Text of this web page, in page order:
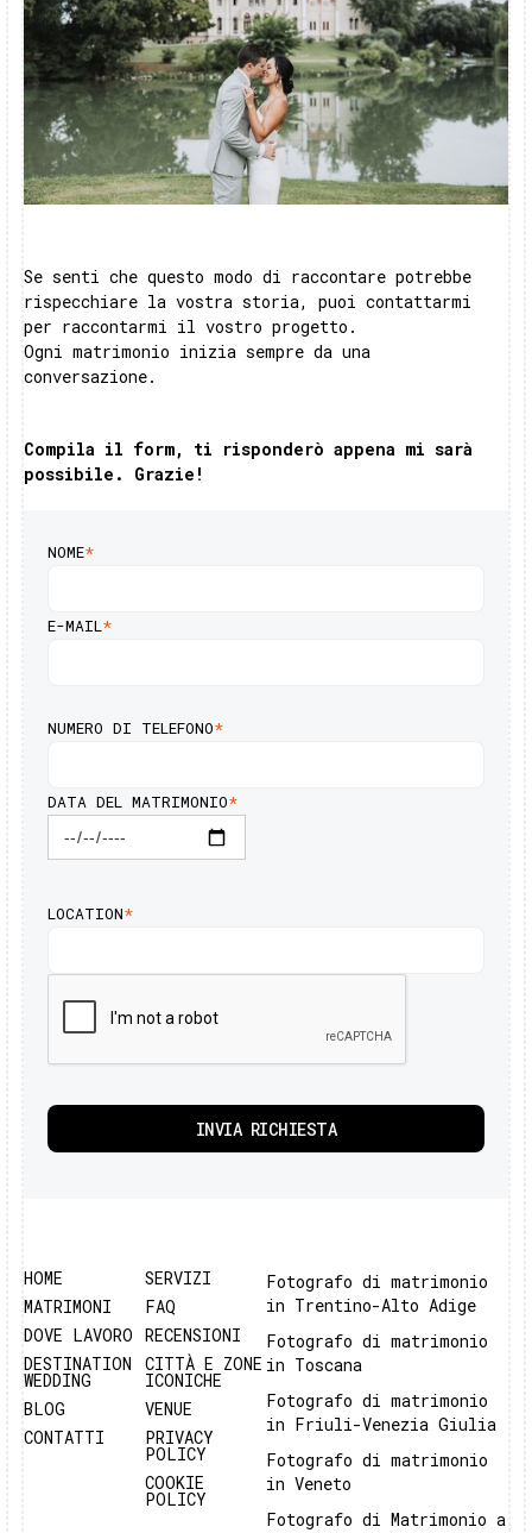
Se senti che questo modo di raccontare potrebbe
rispecchiare la vostra storia, puoi contattarmi
per raccontarmi il vostro progetto.
Ogni matrimonio inizia sempre da una
conversazione.
Compila il form, ti risponderò appena mi sarà
possibile. Grazie!
NOME*
E-MAIL*
NUMERO DI TELEFONO*
DATA DEL MATRIMONIO*
LOCATION*
HOME
MATRIMONI
DOVE LAVORO
DESTINATION
WEDDING
BLOG
CONTATTI
SERVIZI
FAQ
RECENSIONI
CITTÀ E ZONE
ICONICHE
VENUE
PRIVACY
POLICY
COOKIE
POLICY
Fotografo di matrimonio
in Trentino-Alto Adige
Fotografo di matrimonio
in Toscana
Fotografo di matrimonio
in Friuli-Venezia Giulia
Fotografo di matrimonio
in Veneto
Fotografo di Matrimonio a